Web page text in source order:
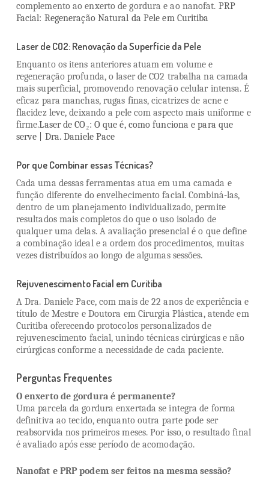
complemento ao enxerto de gordura e ao nanofat. PRP
Facial: Regeneração Natural da Pele em Curitiba
Laser de CO2: Renovação da Superfície da Pele
Enquanto os itens anteriores atuam em volume e
regeneração profunda, o laser de CO2 trabalha na camada
mais superficial, promovendo renovação celular intensa. É
eficaz para manchas, rugas finas, cicatrizes de acne e
flacidez leve, deixando a pele com aspecto mais uniforme e
firme.Laser de CO₂: O que é, como funciona e para que
serve | Dra. Daniele Pace
Por que Combinar essas Técnicas?
Cada uma dessas ferramentas atua em uma camada e
função diferente do envelhecimento facial. Combiná-las,
dentro de um planejamento individualizado, permite
resultados mais completos do que o uso isolado de
qualquer uma delas. A avaliação presencial é o que define
a combinação ideal e a ordem dos procedimentos, muitas
vezes distribuídos ao longo de algumas sessões.
Rejuvenescimento Facial em Curitiba
A Dra. Daniele Pace, com mais de 22 anos de experiência e
título de Mestre e Doutora em Cirurgia Plástica, atende em
Curitiba oferecendo protocolos personalizados de
rejuvenescimento facial, unindo técnicas cirúrgicas e não
cirúrgicas conforme a necessidade de cada paciente.
Perguntas Frequentes
O enxerto de gordura é permanente?
Uma parcela da gordura enxertada se integra de forma
definitiva ao tecido, enquanto outra parte pode ser
reabsorvida nos primeiros meses. Por isso, o resultado final
é avaliado após esse período de acomodação.
Nanofat e PRP podem ser feitos na mesma sessão?